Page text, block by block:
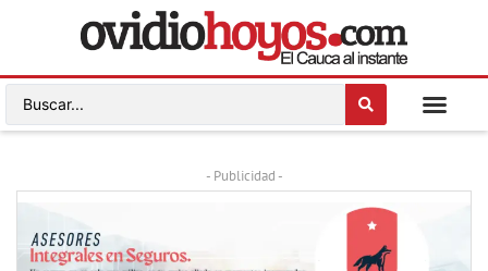
- Publicidad -